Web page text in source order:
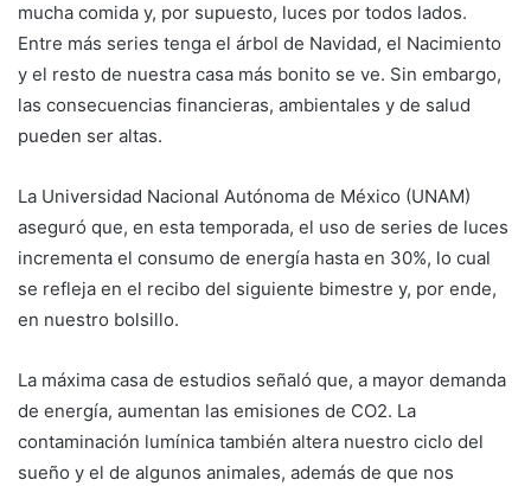
mucha comida y, por supuesto, luces por todos lados.
Entre más series tenga el árbol de Navidad, el Nacimiento
y el resto de nuestra casa más bonito se ve. Sin embargo,
las consecuencias financieras, ambientales y de salud
pueden ser altas.
La Universidad Nacional Autónoma de México (UNAM)
aseguró que, en esta temporada, el uso de series de luces
incrementa el consumo de energía hasta en 30%, lo cual
se refleja en el recibo del siguiente bimestre y, por ende,
en nuestro bolsillo.
La máxima casa de estudios señaló que, a mayor demanda
de energía, aumentan las emisiones de CO2. La
contaminación lumínica también altera nuestro ciclo del
sueño y el de algunos animales, además de que nos